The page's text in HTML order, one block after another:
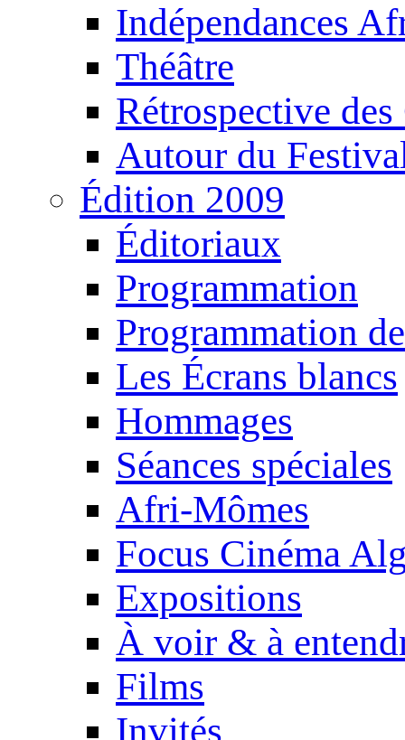
Indépendances
Théâtre
Rétrospective
Autour du
Édition 2009
Éditoriaux
Programmation
Programmation
Les Écrans blancs
Hommages
Séances spéciales
Afri-Mômes
Focus Cinéma
Expositions
À voir & à
Films
Invités